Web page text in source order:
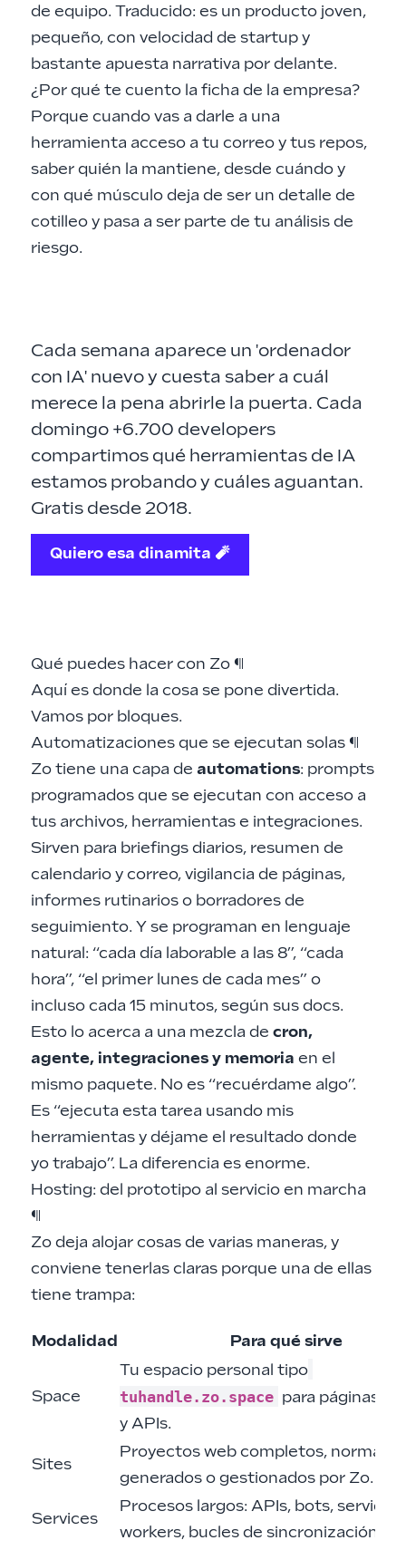
de equipo. Traducido: es un producto joven,
pequeño, con velocidad de startup y
bastante apuesta narrativa por delante.
¿Por qué te cuento la ficha de la empresa?
Porque cuando vas a darle a una
herramienta acceso a tu correo y tus repos,
saber quién la mantiene, desde cuándo y
con qué músculo deja de ser un detalle de
cotilleo y pasa a ser parte de tu análisis de
riesgo.
Cada semana aparece un 'ordenador
con IA' nuevo y cuesta saber a cuál
merece la pena abrirle la puerta. Cada
domingo +6.700 developers
compartimos qué herramientas de IA
estamos probando y cuáles aguantan.
Gratis desde 2018.
Quiero esa dinamita 🧨
Qué puedes hacer con Zo ¶
Aquí es donde la cosa se pone divertida.
Vamos por bloques.
Automatizaciones que se ejecutan solas ¶
Zo tiene una capa de automations: prompts
programados que se ejecutan con acceso a
tus archivos, herramientas e integraciones.
Sirven para briefings diarios, resumen de
calendario y correo, vigilancia de páginas,
informes rutinarios o borradores de
seguimiento. Y se programan en lenguaje
natural: “cada día laborable a las 8”, “cada
hora”, “el primer lunes de cada mes” o
incluso cada 15 minutos, según sus docs.
Esto lo acerca a una mezcla de cron,
agente, integraciones y memoria en el
mismo paquete. No es “recuérdame algo”.
Es “ejecuta esta tarea usando mis
herramientas y déjame el resultado donde
yo trabajo”. La diferencia es enorme.
Hosting: del prototipo al servicio en marcha
¶
Zo deja alojar cosas de varias maneras, y
conviene tenerlas claras porque una de ellas
tiene trampa:
Modalidad Para qué sirve
Space
Tu espacio personal tipo
tuhandle.zo.space para páginas,
y APIs.
Sites
Proyectos web completos,
generados o gestionados por Zo.
Services
Procesos largos: APIs, bots,
workers, bucles de sincronización.